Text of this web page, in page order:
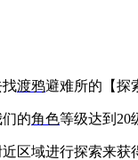
找渡鸦避难所的【探
的角色等级达到20
区域进行探索来